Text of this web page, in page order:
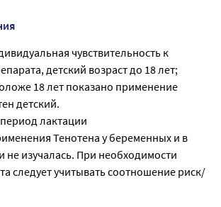
чувствительность к
детский возраст до 18 лет;
18 лет показано применение
детский.
лактации
Тенотена у беременных и в
не изучалась. При необходимости
следует учитывать соотношение риск/